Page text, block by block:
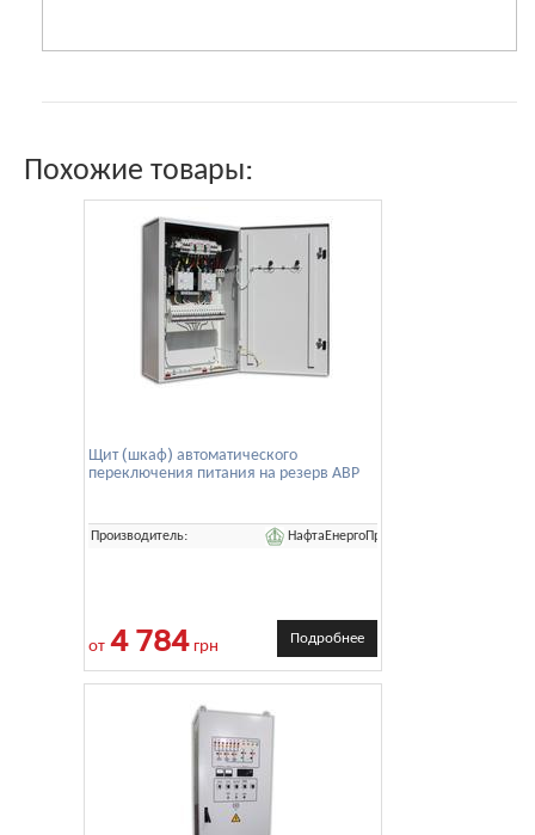
Похожие товары:
Щит (шкаф) автоматического
переключения питания на резерв АВР
Производитель: НафтаЕнергоПром
от 4 784грн Подробнее